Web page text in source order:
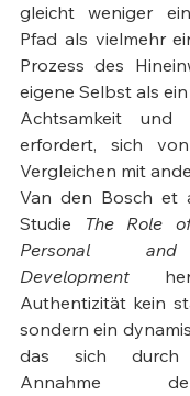
gleicht weniger
Pfad als vielmehr
Prozess des
eigene Selbst als
Achtsamkeit und
erfordert, sich
Vergleichen mit
Van den Bosch et
Studie
The Role
Personal and
Development
Authentizität kein
sondern ein
das sich durch
Annahme